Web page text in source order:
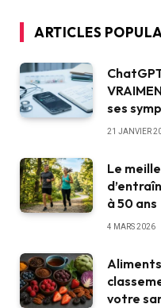
ARTICLES
ses
21 JANVIER
Le
à 50 ans
4 MARS 2026
votre